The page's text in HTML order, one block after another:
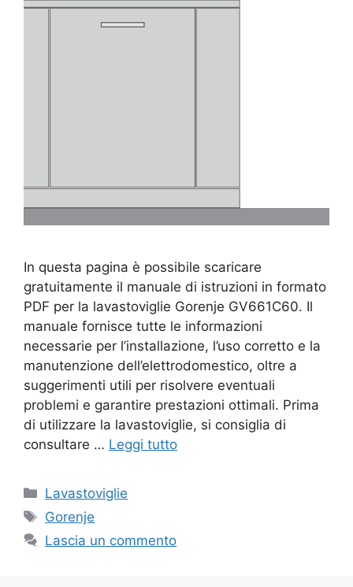
In questa pagina è possibile scaricare
gratuitamente il manuale di istruzioni in formato
PDF per la lavastoviglie Gorenje GV661C60. Il
manuale fornisce tutte le informazioni
necessarie per l’installazione, l’uso corretto e la
manutenzione dell’elettrodomestico, oltre a
suggerimenti utili per risolvere eventuali
problemi e garantire prestazioni ottimali. Prima
di utilizzare la lavastoviglie, si consiglia di
consultare … Leggi tutto
Categorie
Lavastoviglie
Tag
Gorenje
Lascia un commento